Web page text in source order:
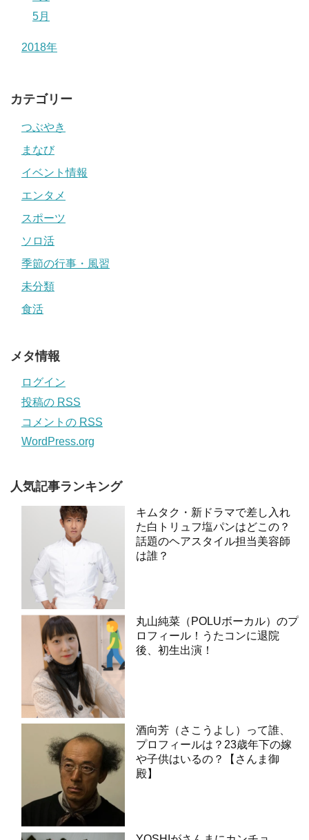
5月
2018年
カテゴリー
つぶやき
まなび
イベント情報
エンタメ
スポーツ
ソロ活
季節の行事・風習
未分類
食活
メタ情報
ログイン
投稿の RSS
コメントの RSS
WordPress.org
人気記事ランキング
キムタク・新ドラマで差し入れ
た白トリュフ塩パンはどこの？
話題のヘアスタイル担当美容師
は誰？
丸山純菜（POLUボーカル）のプ
ロフィール！うたコンに退院
後、初生出演！
酒向芳（さこうよし）って誰、
プロフィールは？23歳年下の嫁
や子供はいるの？【さんま御
殿】